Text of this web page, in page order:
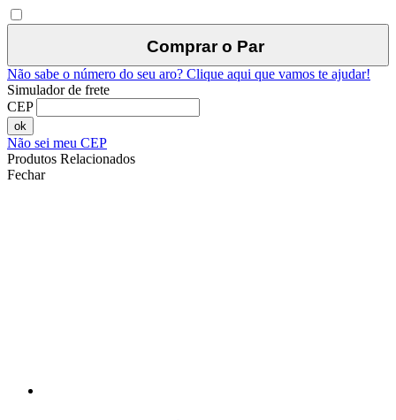
Comprar o Par
Não sabe o número do seu aro? Clique aqui que vamos te ajudar!
Simulador de frete
CEP
ok
Não sei meu CEP
Produtos Relacionados
Fechar